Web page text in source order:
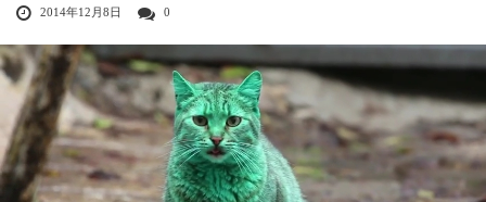
2014年12月8日 0